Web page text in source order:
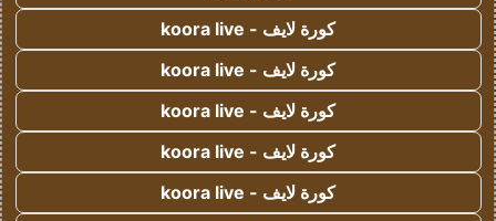
كورة لايف - koora live
كورة لايف - koora live
كورة لايف - koora live
كورة لايف - koora live
كورة لايف - koora live